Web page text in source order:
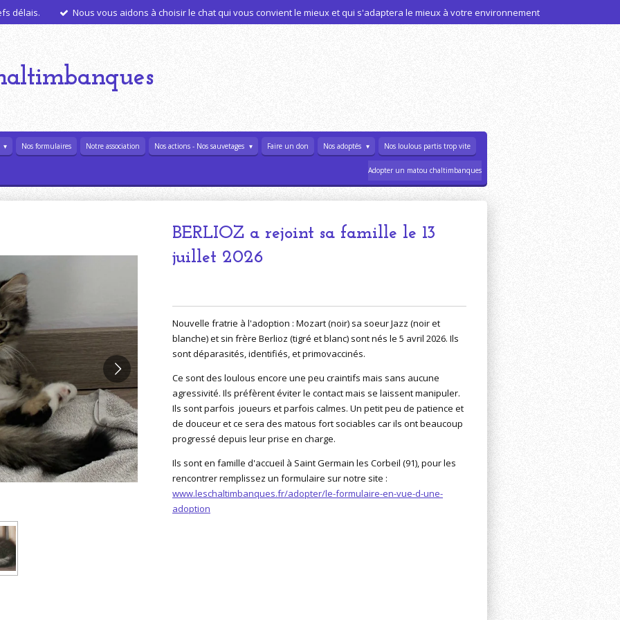
délais. Nous vous aidons à choisir le chat qui vous convient le mieux et qui s'adaptera le mieux à votre environnement
Nos formulaires Notre association Nos actions - Nos sauvetages Faire un don Nos adoptés Nos loulous partis trop vite
Adopter un matou chaltimbanques
BERLIOZ a rejoint sa famille le 13
juillet 2026
Nouvelle fratrie à l'adoption : Mozart (noir) sa soeur Jazz (noir et
blanche) et sin frère Berlioz (tigré et blanc) sont nés le 5 avril 2026. Ils
sont déparasités, identifiés, et primovaccinés.
Ce sont des loulous encore une peu craintifs mais sans aucune
agressivité. Ils préfèrent éviter le contact mais se laissent manipuler.
Ils sont parfois joueurs et parfois calmes. Un petit peu de patience et
de douceur et ce sera des matous fort sociables car ils ont beaucoup
progressé depuis leur prise en charge.
Ils sont en famille d'accueil à Saint Germain les Corbeil (91), pour les
rencontrer remplissez un formulaire sur notre site :
www.leschaltimbanques.fr/adopter/le-formulaire-en-vue-d-une-
adoption